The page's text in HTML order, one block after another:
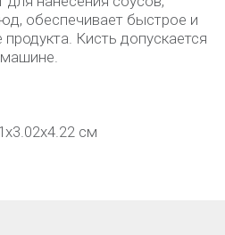
обеспечивает быстрое и
Кисть допускается
см